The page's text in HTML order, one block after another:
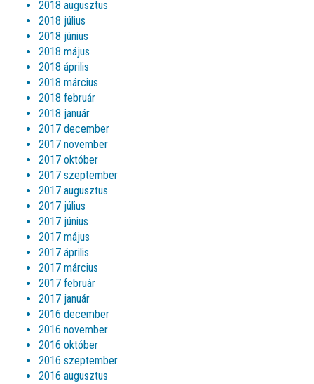
2018 augusztus
2018 július
2018 június
2018 május
2018 április
2018 március
2018 február
2018 január
2017 december
2017 november
2017 október
2017 szeptember
2017 augusztus
2017 július
2017 június
2017 május
2017 április
2017 március
2017 február
2017 január
2016 december
2016 november
2016 október
2016 szeptember
2016 augusztus